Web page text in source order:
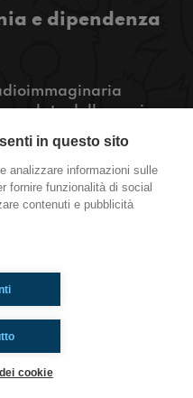
e dipendenza
parlato della musica
a casa stiamo
della nostra
vi prego aiutateci!!
in questo sito
analizzare informazioni sulle
fornire funzionalità di social
contenuti e pubblicità
cookie